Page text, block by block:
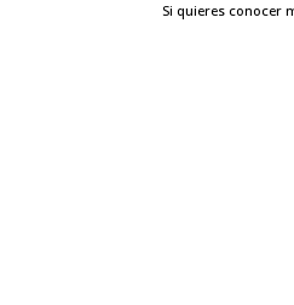
Si quieres conocer